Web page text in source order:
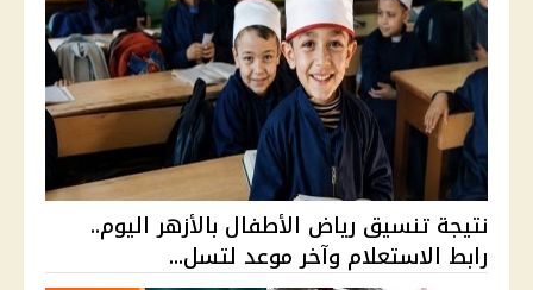
نتيجة تنسيق رياض الأطفال بالأزهر اليوم..
رابط الاستعلام وآخر موعد لتسل...